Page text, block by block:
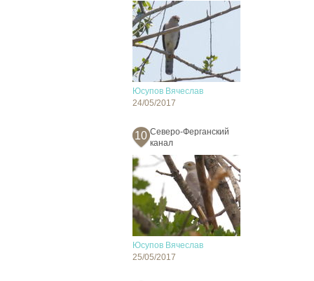
Юсупов Вячеслав
24/05/2017
10 Северо-Ферганский
канал
Юсупов Вячеслав
25/05/2017